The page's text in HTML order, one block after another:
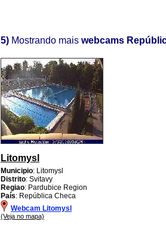
5) Mostrando mais webcams
Litomysl
Municipio: Litomysl
Distrito: Svitavy
Regiao: Pardubice Region
País: República Checa
Webcam Litomysl
(Veja no mapa)